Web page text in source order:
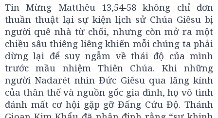
Tin Mừng Matthêu 13,54‑58 không chỉ đơn
thuần thuật lại sự kiện lịch sử Chúa Giêsu bị
người quê nhà từ chối, nhưng còn mở ra một
chiều sâu thiêng liêng khiến mỗi chúng ta phải
dừng lại để suy ngẫm về thái độ của mình
trước mầu nhiệm Thiên Chúa. Khi những
người Nadarét nhìn Đức Giêsu qua lăng kính
của thân thế và nguồn gốc gia đình, họ vô tình
đánh mất cơ hội gặp gỡ Đấng Cứu Độ. Thánh